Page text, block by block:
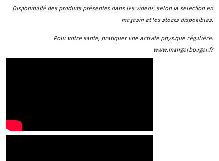
Disponibilité des produits présentés dans les vidéos, selon la sélection en
magasin et les stocks disponibles.
Pour votre santé, pratiquer une activité physique régulière.
www.mangerbouger.fr